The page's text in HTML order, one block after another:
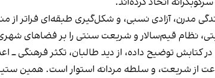
مدرن، آزادی نسبی، و شکل‌گیری طبقه‌ای فراتر
نظام قیم‌سالار و شریعت سنتی را بر فضاهای
کتابش توضیح داده، از دید طالبان، تکثر فرهنگی
از شریعت، و سلطه مردانه استوار است. همین